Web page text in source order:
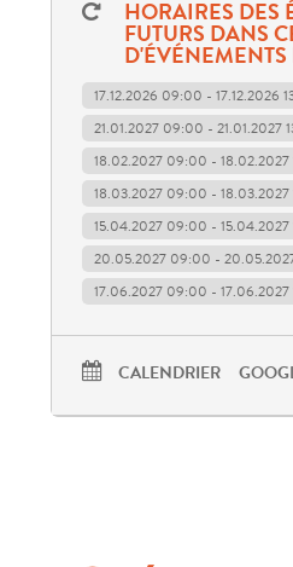
essayons de
commun avec plus
facilité. L’accent
pluralité des
collaboratives de
également
présenter ses
HORAIRES DES
FUTURS DANS
D'ÉVÉNEMENTS
17.12.2026 09:00 - 17.12.2026
21.01.2027 09:00 - 21.01.2027
18.02.2027 09:00 - 18.02.2027
18.03.2027 09:00 - 18.03.2027
15.04.2027 09:00 - 15.04.2027
20.05.2027 09:00 -
17.06.2027 09:00 - 17.06.2027
CALENDRIER